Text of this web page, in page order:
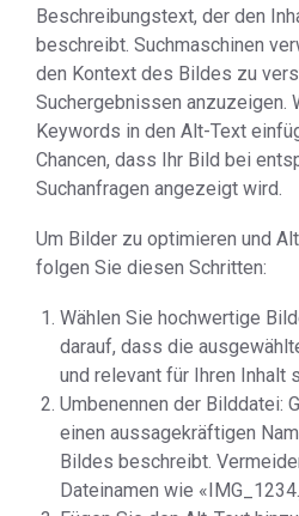
Beschreibungstext, der den
beschreibt. Suchmaschinen
den Kontext des Bildes zu
Suchergebnissen anzuzeigen.
Keywords in den Alt-Text
Chancen, dass Ihr Bild bei
Suchanfragen angezeigt wird.
Um Bilder zu optimieren und
folgen Sie diesen Schritten:
Wählen Sie hochwertige
darauf, dass die
und relevant für Ihren Inhalt
Umbenennen der Bilddatei:
einen aussagekräftigen
Bildes beschreibt.
Dateinamen wie